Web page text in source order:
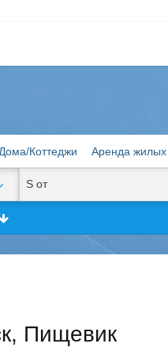
Дома/Коттеджи Аренда жилых
Пищевик